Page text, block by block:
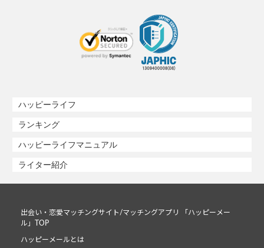
ハッピーライフ
ランキング
ハッピーライフマニュアル
ライター紹介
出会い・恋愛マッチングサイト/マッチングアプリ 「ハッピーメー
ル」TOP
ハッピーメールとは